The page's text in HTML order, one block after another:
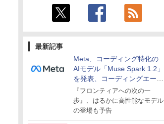
最新記事
Meta、コーディング特化の
AIモデル「Muse Spark 1.2」
を発表、コーディングエージ
ェント「Muse Code」も
『フロンティアへの次の一
歩』、はるかに高性能なモデル
の登場も予告